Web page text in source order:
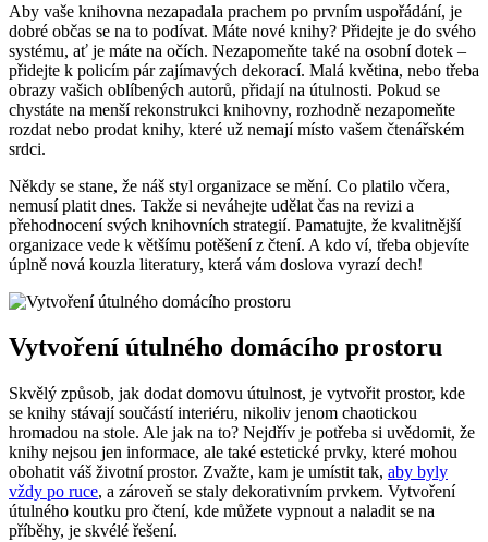
Aby vaše knihovna nezapadala prachem po prvním uspořádání, je
dobré občas se na to podívat. Máte nové knihy? Přidejte je do svého
systému, ať je máte na očích. Nezapomeňte také na osobní dotek –
přidejte k policím pár zajímavých dekorací. Malá květina, nebo třeba
obrazy vašich oblíbených autorů, přidají na útulnosti. Pokud se
chystáte na menší rekonstrukci knihovny, rozhodně nezapomeňte
rozdat nebo prodat knihy, které už nemají místo vašem čtenářském
srdci.
Někdy se stane, že náš styl organizace se mění. Co platilo včera,
nemusí platit dnes. Takže si neváhejte udělat čas na revizi a
přehodnocení svých knihovních strategií. Pamatujte, že kvalitnější
organizace vede k většímu potěšení z čtení. A kdo ví, třeba objevíte
úplně nová kouzla literatury, která vám doslova vyrazí dech!
Vytvoření útulného domácího prostoru
Skvělý způsob, jak dodat domovu útulnost, je vytvořit prostor, kde
se knihy stávají součástí interiéru, nikoliv jenom chaotickou
hromadou na stole. Ale jak na to? Nejdřív je potřeba si uvědomit, že
knihy nejsou jen informace, ale také estetické prvky, které mohou
obohatit váš životní prostor. Zvažte, kam je umístit tak, aby byly
vždy po ruce, a zároveň se staly dekorativním prvkem. Vytvoření
útulného koutku pro čtení, kde můžete vypnout a naladit se na
příběhy, je skvélé řešení.